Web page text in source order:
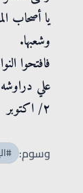
يا أصحاب
وشعبها.
فافتحوا
علي دراوشه
٢/ اكتوبر
وسوم: